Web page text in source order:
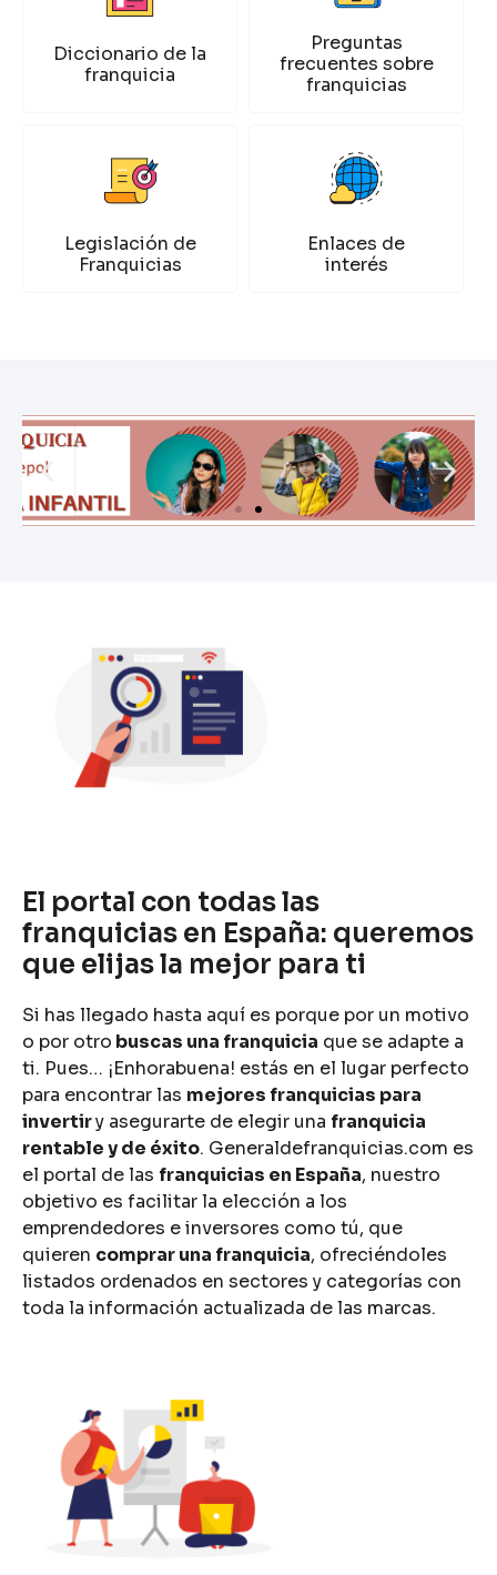
Diccionario de la
franquicia
Preguntas
frecuentes sobre
franquicias
Legislación de
Franquicias
Enlaces de
interés
El portal con todas las
franquicias en España: queremos
que elijas la mejor para ti
Si has llegado hasta aquí es porque por un motivo
o por otro buscas una franquicia que se adapte a
ti. Pues… ¡Enhorabuena! estás en el lugar perfecto
para encontrar las mejores franquicias para
invertiry asegurarte de elegir una franquicia
rentable y de éxito. Generaldefranquicias.com es
el portal de las franquicias en España, nuestro
objetivo es facilitar la elección a los
emprendedores e inversores como tú, que
quieren comprar una franquicia, ofreciéndoles
listados ordenados en sectores y categorías con
toda la información actualizada de las marcas.